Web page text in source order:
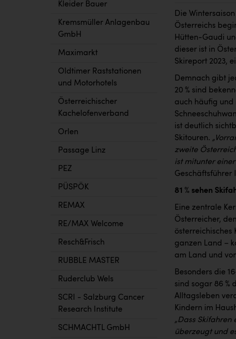
Kleider Bauer
Kremsmüller Anlagenbau
GmbH
Maximarkt
Oldtimer Raststationen
und Motorhotels
Österreichischer
Kachelofenverband
Orlen
Passage Linz
PEZ
PÜSPÖK
REMAX
RE/MAX Welcome
Resch&Frisch
RUBBLE MASTER
Ruderclub Wels
SCRI - Salzburg Cancer
Research Institute
SCHMACHTL GmbH
Die
Österreichs
Hütten-Gaudi
dieser ist in
Skireport 2023,
Demnach gibt
20 % sind
auch häufig und
ist deutlich
Skitouren.
zweite
ist mitunter
Geschäftsführer
81 % sehen
Eine zentrale
Österreicher,
ganzen Land –
am Land und
Besonders die
sind sogar 86 %
Alltagsleben
Kindern im
„Dass Skifahren
überzeugt und